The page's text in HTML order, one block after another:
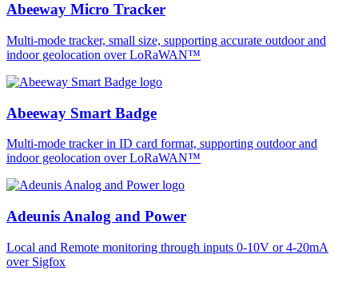
Abeeway Micro Tracker
Multi-mode tracker, small size, supporting accurate outdoor and
indoor geolocation over LoRaWAN™
Abeeway Smart Badge
Multi-mode tracker in ID card format, supporting outdoor and
indoor geolocation over LoRaWAN™
Adeunis Analog and Power
Local and Remote monitoring through inputs 0-10V or 4-20mA
over Sigfox